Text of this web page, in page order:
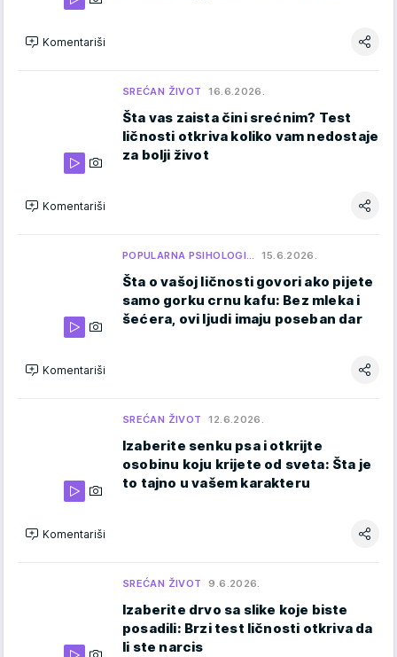
Komentariši
SREĆAN ŽIVOT 16.6.2026.
Šta vas zaista čini srećnim? Test
ličnosti otkriva koliko vam nedostaje
za bolji život
Komentariši
POPULARNA PSIHOLOGI… 15.6.2026.
Šta o vašoj ličnosti govori ako pijete
samo gorku crnu kafu: Bez mleka i
šećera, ovi ljudi imaju poseban dar
Komentariši
SREĆAN ŽIVOT 12.6.2026.
Izaberite senku psa i otkrijte
osobinu koju krijete od sveta: Šta je
to tajno u vašem karakteru
Komentariši
SREĆAN ŽIVOT 9.6.2026.
Izaberite drvo sa slike koje biste
posadili: Brzi test ličnosti otkriva da
li ste narcis